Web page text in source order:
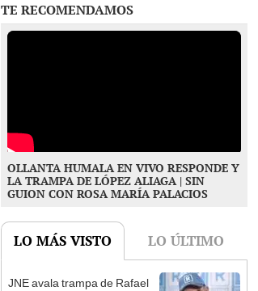
TE RECOMENDAMOS
OLLANTA HUMALA EN VIVO RESPONDE Y
LA TRAMPA DE LÓPEZ ALIAGA | SIN
GUION CON ROSA MARÍA PALACIOS
LO MÁS VISTO LO ÚLTIMO
JNE avala trampa de Rafael